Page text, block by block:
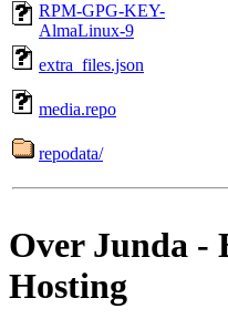
RPM-GPG-KEY-
AlmaLinux-9
extra_files.json
media.repo
repodata/
Over Junda -
Hosting